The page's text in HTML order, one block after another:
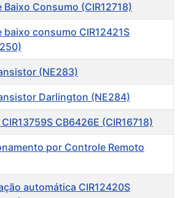
Baixo Consumo (CIR12718)
baixo consumo CIR12421S
(NE283)
Darlington (NE284)
CB6426E (CIR16718)
por Controle Remoto
automática CIR12420S